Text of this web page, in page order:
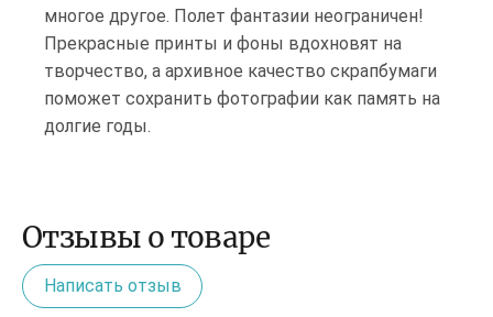
многое другое. Полет фантазии неограничен!
Прекрасные принты и фоны вдохновят на
творчество, а архивное качество скрапбумаги
поможет сохранить фотографии как память на
долгие годы.
Отзывы о товаре
Написать отзыв